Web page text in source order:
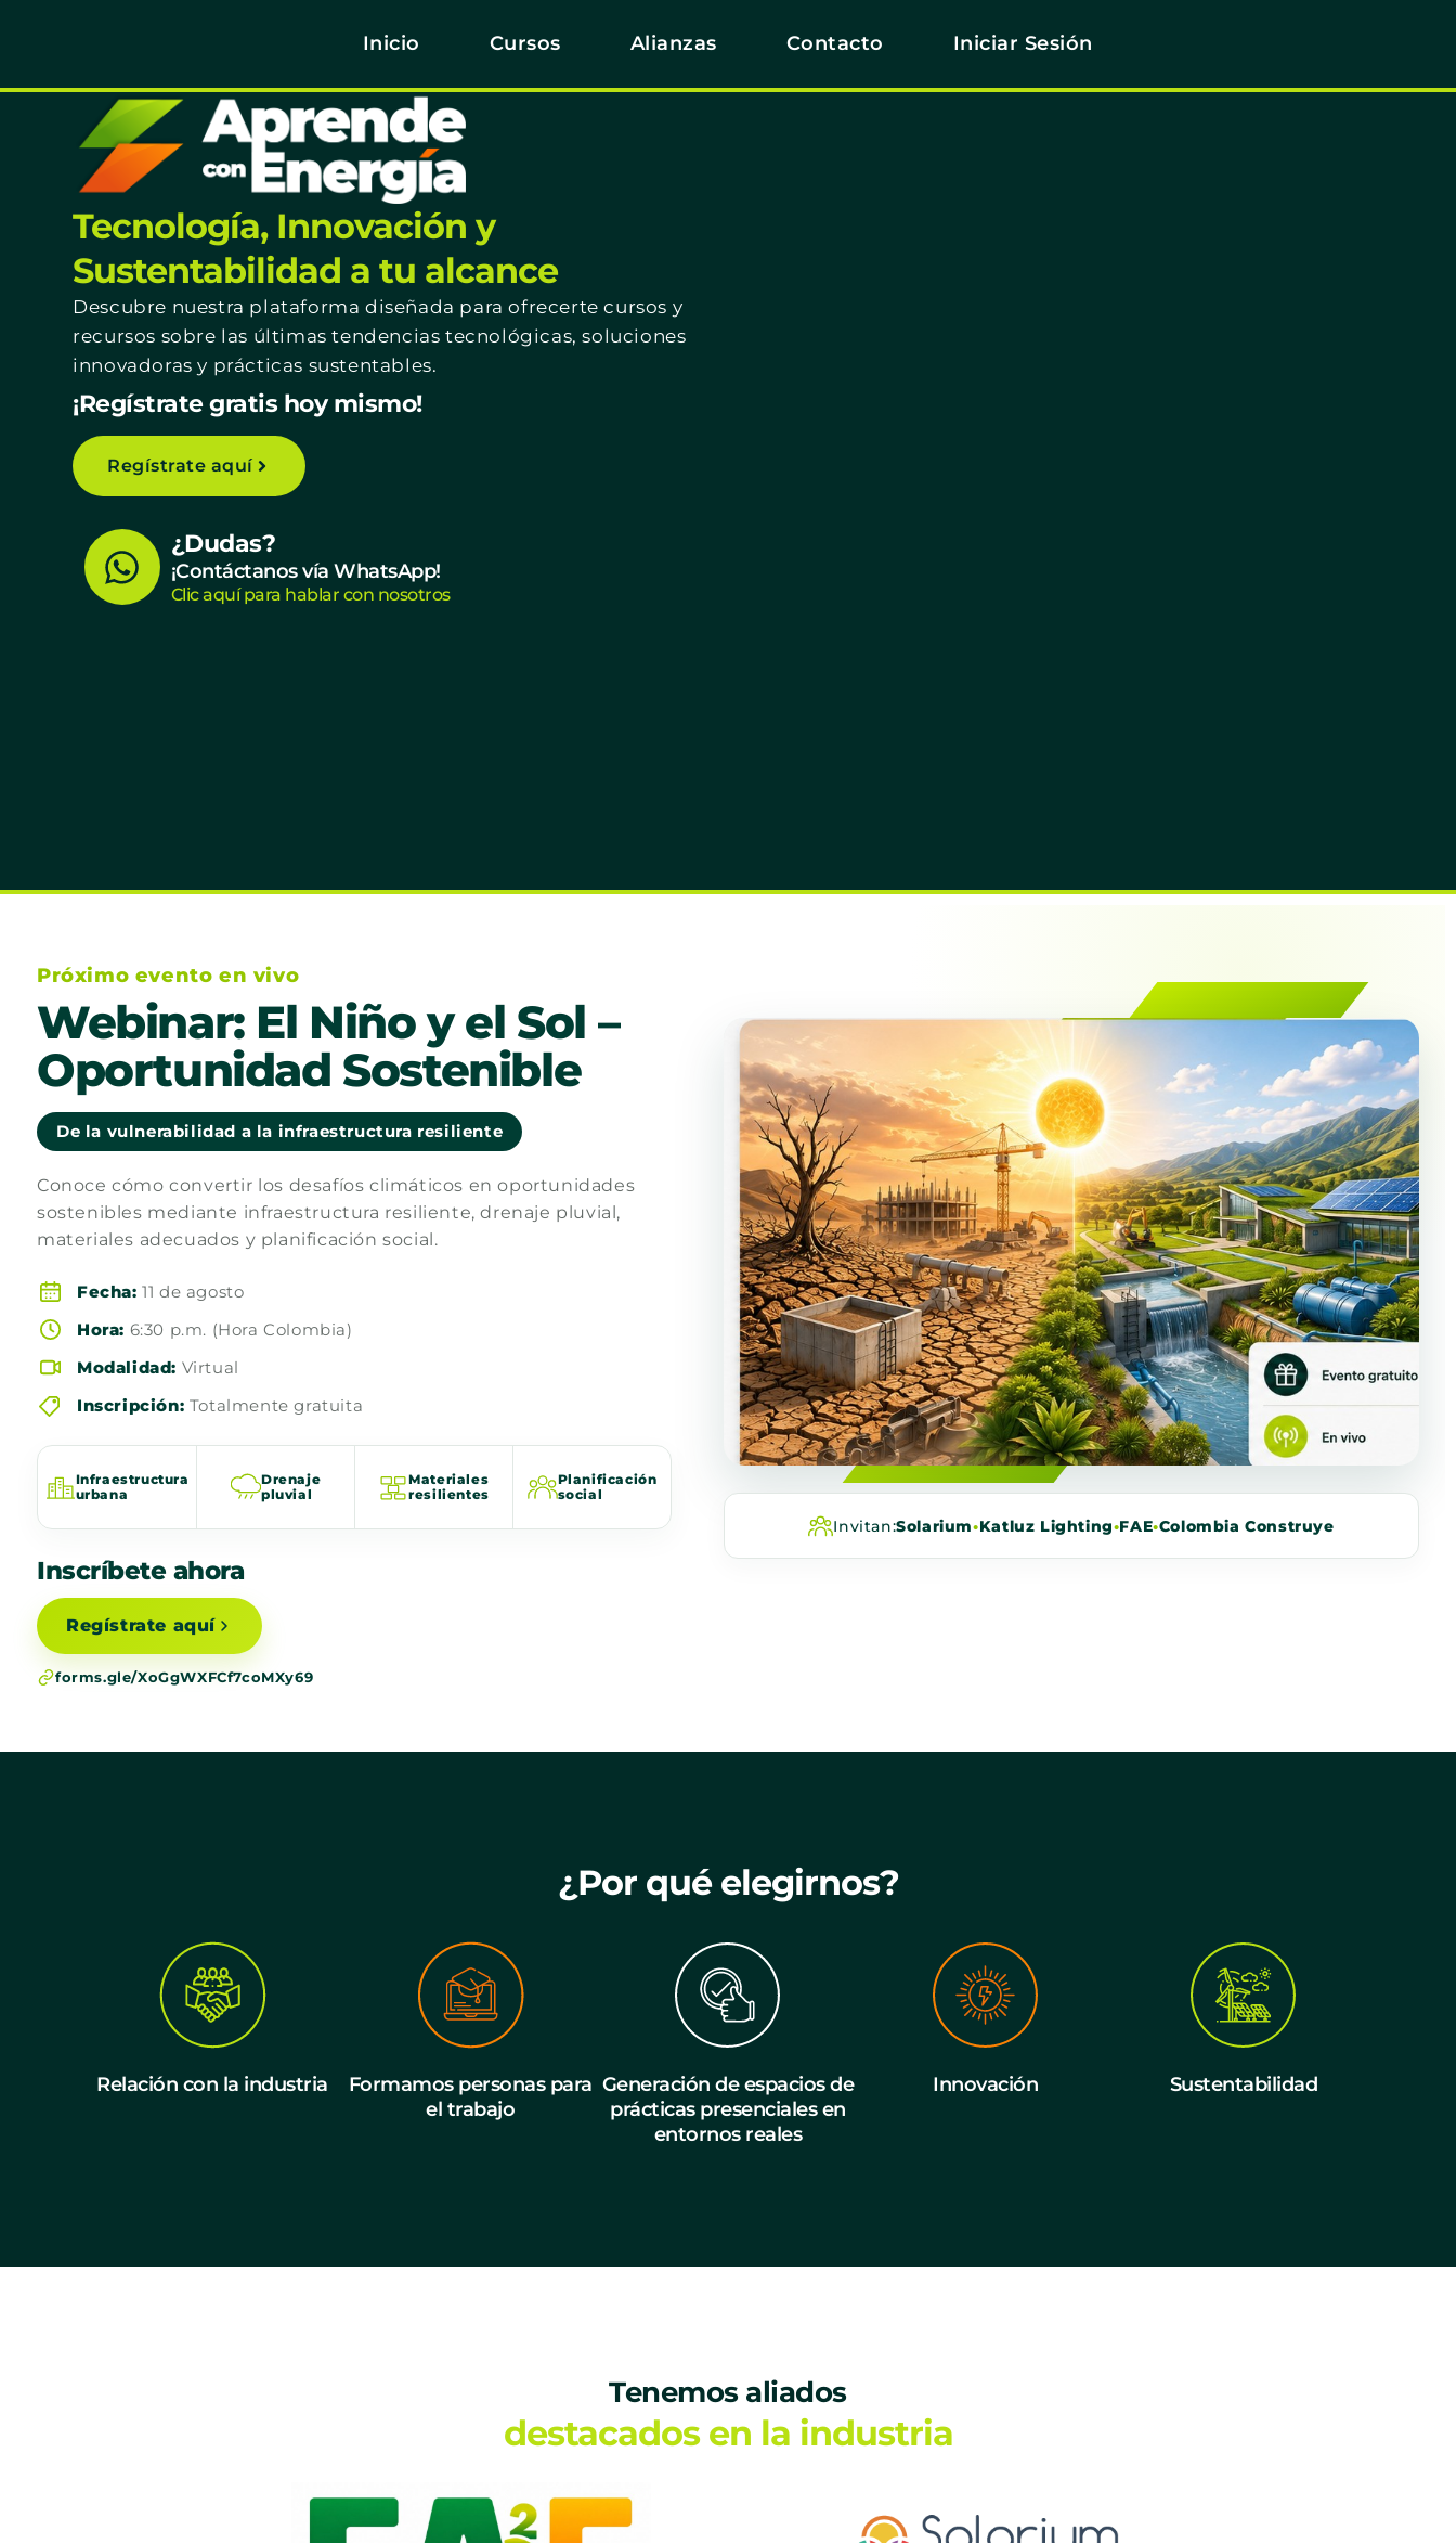
Inicio Cursos Alianzas Contacto Iniciar Sesión
Tecnología, Innovación y
Sustentabilidad a tu alcance
Descubre nuestra plataforma diseñada para ofrecerte cursos y
recursos sobre las últimas tendencias tecnológicas, soluciones
innovadoras y prácticas sustentables.
¡Regístrate gratis hoy mismo!
Regístrate aquí
W
h
¿Dudas?
¡Contáctanos vía WhatsApp!
Clic aquí para hablar con nosotros
Próximo evento en vivo
Webinar: El Niño y el Sol –
Oportunidad Sostenible
De la vulnerabilidad a la infraestructura resiliente
Conoce cómo convertir los desafíos climáticos en oportunidades
sostenibles mediante infraestructura resiliente, drenaje pluvial,
materiales adecuados y planificación social.
Fecha: 11 de agosto
Hora: 6:30 p.m. (Hora Colombia)
Modalidad: Virtual
Inscripción: Totalmente gratuita
Infraestructura
urbana
Drenaje
pluvial
Materiales
resilientes
Planificación
social
Inscríbete ahora
Regístrate aquí
forms.gle/XoGgWXFCf7coMXy69
Invitan:Solarium•Katluz Lighting•FAE•Colombia Construye
¿Por qué elegirnos?
Relación con la industria
Formamos personas para
el trabajo
Generación de espacios de
prácticas presenciales en
entornos reales
Innovación Sustentabilidad
Tenemos aliados
destacados en la industria